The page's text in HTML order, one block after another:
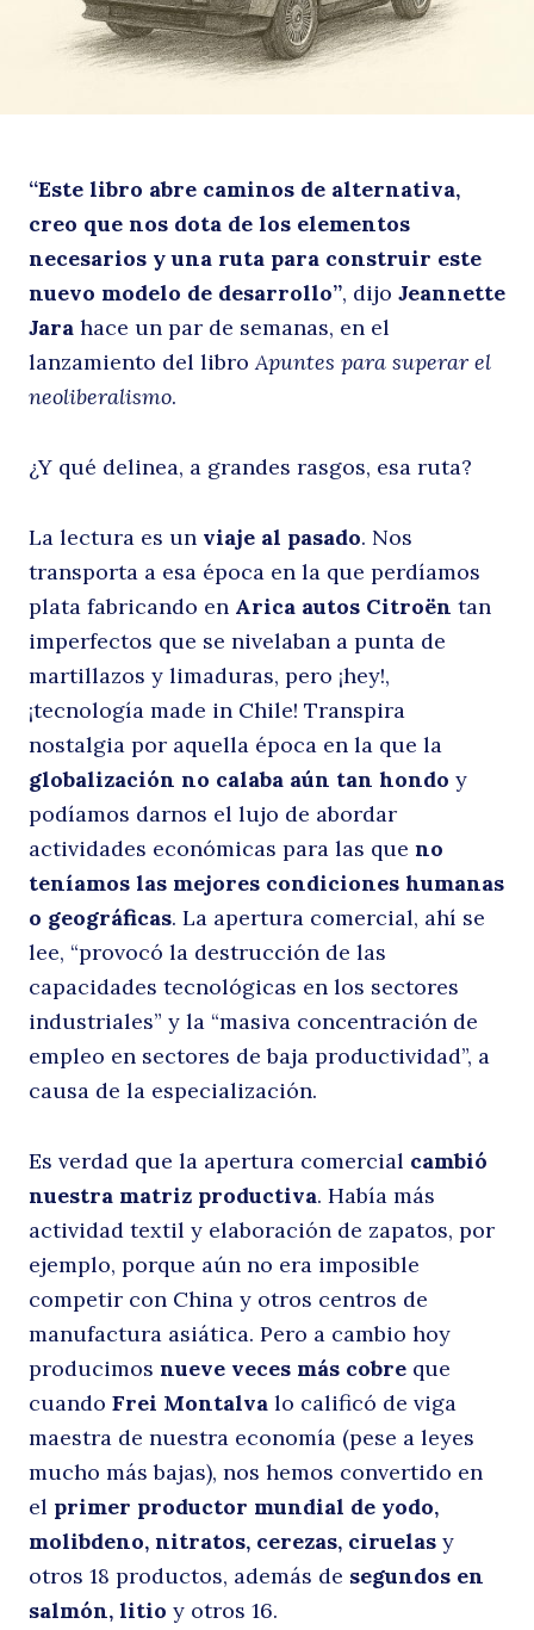
al
Buscar
“Este libro abre caminos de alternativa,
creo que nos dota de los elementos
necesarios y una ruta para construir este
nuevo modelo de desarrollo”, dijo Jeannette
Jara hace un par de semanas, en el
lanzamiento del libroApuntes para superar el
neoliberalismo.
¿Y qué delinea, a grandes rasgos, esa ruta?
La lectura es un viaje al pasado. Nos
transporta a esa época en la que perdíamos
plata fabricando en Arica autos Citroën tan
imperfectos que se nivelaban a punta de
martillazos y limaduras, pero ¡hey!,
¡tecnología made in Chile! Transpira
nostalgia por aquella época en la que la
globalización no calaba aún tan hondo y
podíamos darnos el lujo de abordar
actividades económicas para las que no
teníamos las mejores condiciones humanas
o geográficas. La apertura comercial, ahí se
lee, “provocó la destrucción de las
capacidades tecnológicas en los sectores
industriales” y la “masiva concentración de
empleo en sectores de baja productividad”, a
causa de la especialización.
Es verdad que la apertura comercial cambió
nuestra matriz productiva. Había más
actividad textil y elaboración de zapatos, por
ejemplo, porque aún no era imposible
competir con China y otros centros de
manufactura asiática. Pero a cambio hoy
producimos nueve veces más cobre que
cuando Frei Montalva lo calificó de viga
maestra de nuestra economía (pese a leyes
mucho más bajas), nos hemos convertido en
el primer productor mundial de yodo,
molibdeno, nitratos, cerezas, ciruelas y
otros 18 productos, además de segundos en
salmón, litio y otros 16.